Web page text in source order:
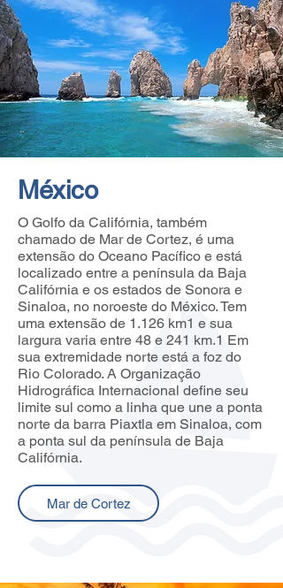
México
O Golfo da Califórnia, também
chamado de Mar de Cortez, é uma
extensão do Oceano Pacífico e está
localizado entre a península da Baja
Califórnia e os estados de Sonora e
Sinaloa, no noroeste do México. Tem
uma extensão de 1.126 km1 e sua
largura varia entre 48 e 241 km.1 Em
sua extremidade norte está a foz do
Rio Colorado. A Organização
Hidrográfica Internacional define seu
limite sul como a linha que une a ponta
norte da barra Piaxtla em Sinaloa, com
a ponta sul da península de Baja
Califórnia.
Mar de Cortez